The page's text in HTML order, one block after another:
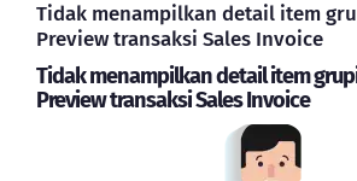
Tidak menampilkan detail item
Preview transaksi Sales Invoice
Tidak menampilkan detail item
Preview transaksi Sales Invoice